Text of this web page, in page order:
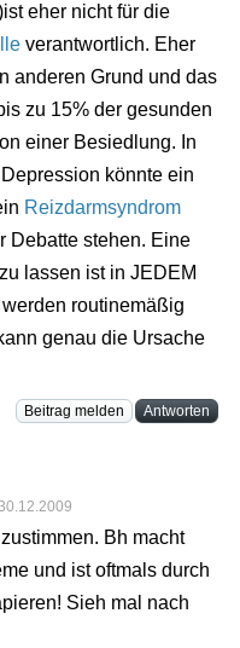
eher nicht für die
verantwortlich. Eher
anderen Grund und das
zu 15% der gesunden
einer Besiedlung. In
könnte ein
Reizdarmsyndrom
Debatte stehen. Eine
lassen ist in JEDEM
routinemäßig
genau die Ursache
Beitrag melden Antworten
Bh macht
und ist oftmals durch
Sieh mal nach